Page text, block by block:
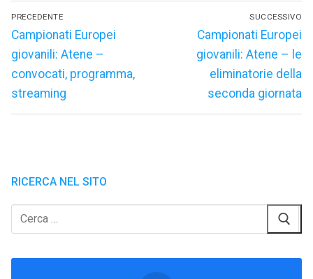
Navigazione
articoli
PRECEDENTE
Articolo
precedente:
Campionati Europei
giovanili: Atene –
convocati, programma,
streaming
SUCCESSIVO
Articolo
successivo:
Campionati Europei
giovanili: Atene – le
eliminatorie della
seconda giornata
RICERCA NEL SITO
Cerca: